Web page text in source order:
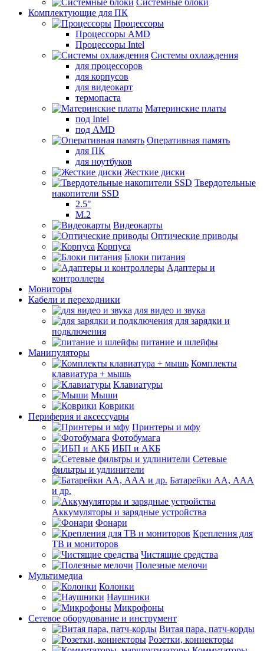
Системные блоки
Комплектующие для ПК
Процессоры
Процессоры AMD
Процессоры Intel
Системы охлаждения
для процессоров
для корпусов
для видеокарт
термопаста
Материнские платы
под Intel
под AMD
Оперативная память
для ПК
для ноутбуков
Жесткие диски
Твердотельные
накопители SSD
2.5"
M.2
Видеокарты
Оптические приводы
Корпуса
Блоки питания
Адаптеры и
контроллеры
Мониторы
Кабели и переходники
для видео и звука
для зарядки и
подключения
питание и шлейфы
Манипуляторы
Комплекты
клавиатура + мышь
Клавиатуры
Мыши
Коврики
Периферия и аксессуары
Принтеры и мфу
Фотобумага
ИБП и АКБ
Сетевые
фильтры и удлинители
Батарейки АА, ААА
и др.
Аккумуляторы и зарядные устройства
Фонари
Крепления для
ТВ и мониторов
Чистящие средства
Полезные мелочи
Мультимедиа
Колонки
Наушники
Микрофоны
Сетевое оборудование и инструмент
Витая пара, патч-корды
Розетки, коннекторы